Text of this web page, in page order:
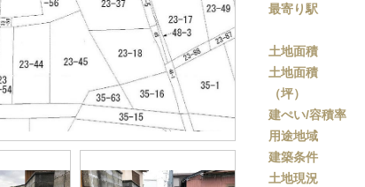
最寄り駅
土地面積
土地面積
（坪）
建ぺい/容積率
用途地域
建築条件
土地現況